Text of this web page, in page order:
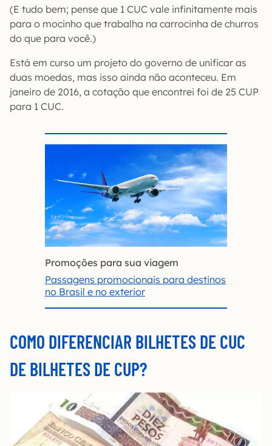
(E tudo bem; pense que 1 CUC vale infinitamente mais
para o mocinho que trabalha na carrocinha de churros
do que para você.)
Está em curso um projeto do governo de unificar as
duas moedas, mas isso ainda não aconteceu. Em
janeiro de 2016, a cotação que encontrei foi de 25 CUP
para 1 CUC.
Promoções para sua viagem
Passagens promocionais para destinos
no Brasil e no exterior
COMO DIFERENCIAR BILHETES DE CUC
DE BILHETES DE CUP?